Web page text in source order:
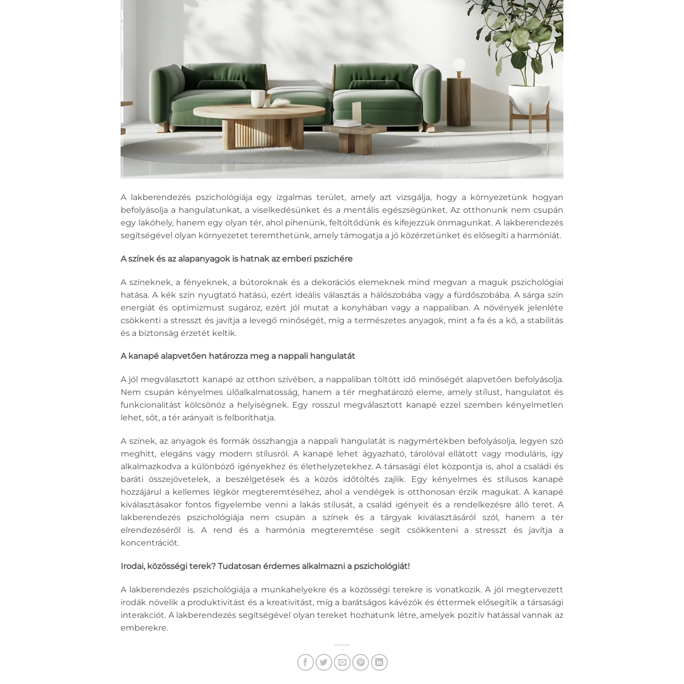
A lakberendezés pszichológiája egy izgalmas terület, amely azt vizsgálja, hogy a környezetünk hogyan
befolyásolja a hangulatunkat, a viselkedésünket és a mentális egészségünket. Az otthonunk nem csupán
egy lakóhely, hanem egy olyan tér, ahol pihenünk, feltöltődünk és kifejezzük önmagunkat. A lakberendezés
segítségével olyan környezetet teremthetünk, amely támogatja a jó közérzetünket és elősegíti a harmóniát.
A színek és az alapanyagok is hatnak az emberi pszichére
A színeknek, a fényeknek, a bútoroknak és a dekorációs elemeknek mind megvan a maguk pszichológiai
hatása. A kék szín nyugtató hatású, ezért ideális választás a hálószobába vagy a fürdőszobába. A sárga szín
energiát és optimizmust sugároz, ezért jól mutat a konyhában vagy a nappaliban. A növények jelenléte
csökkenti a stresszt és javítja a levegő minőségét, míg a természetes anyagok, mint a fa és a kő, a stabilitás
és a biztonság érzetét keltik.
A kanapé alapvetően határozza meg a nappali hangulatát
A jól megválasztott kanapé az otthon szívében, a nappaliban töltött idő minőségét alapvetően befolyásolja.
Nem csupán kényelmes ülőalkalmatosság, hanem a tér meghatározó eleme, amely stílust, hangulatot és
funkcionalitást kölcsönöz a helyiségnek. Egy rosszul megválasztott kanapé ezzel szemben kényelmetlen
lehet, sőt, a tér arányait is felboríthatja.
A színek, az anyagok és formák összhangja a nappali hangulatát is nagymértékben befolyásolja, legyen szó
meghitt, elegáns vagy modern stílusról. A kanapé lehet ágyazható, tárolóval ellátott vagy moduláris, így
alkalmazkodva a különböző igényekhez és élethelyzetekhez. A társasági élet központja is, ahol a családi és
baráti összejövetelek, a beszélgetések és a közös időtöltés zajlik. Egy kényelmes és stílusos kanapé
hozzájárul a kellemes légkör megteremtéséhez, ahol a vendégek is otthonosan érzik magukat. A kanapé
kiválasztásakor fontos figyelembe venni a lakás stílusát, a család igényeit és a rendelkezésre álló teret. A
lakberendezés pszichológiája nem csupán a színek és a tárgyak kiválasztásáról szól, hanem a tér
elrendezéséről is. A rend és a harmónia megteremtése segít csökkenteni a stresszt és javítja a
koncentrációt.
Irodai, közösségi terek? Tudatosan érdemes alkalmazni a pszichológiát!
A lakberendezés pszichológiája a munkahelyekre és a közösségi terekre is vonatkozik. A jól megtervezett
irodák növelik a produktivitást és a kreativitást, míg a barátságos kávézók és éttermek elősegítik a társasági
interakciót. A lakberendezés segítségével olyan tereket hozhatunk létre, amelyek pozitív hatással vannak az
emberekre.